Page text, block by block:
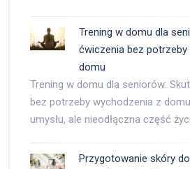
Trening w domu dla
ćwiczenia bez
domu
Trening w domu dla seniorów:
bez potrzeby wychodzenia z
umysłu, ale nieodłączna część
Przygotowanie skóry